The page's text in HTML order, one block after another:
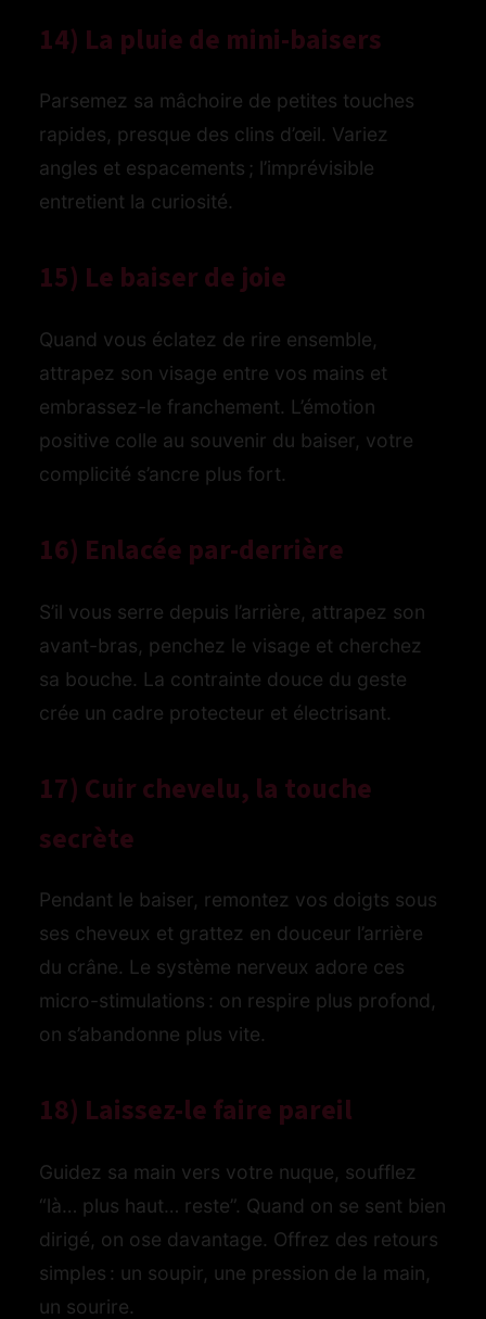
14) La pluie de mini-baisers
Parsemez sa mâchoire de petites touches
rapides, presque des clins d’œil. Variez
angles et espacements ; l’imprévisible
entretient la curiosité.
15) Le baiser de joie
Quand vous éclatez de rire ensemble,
attrapez son visage entre vos mains et
embrassez-le franchement. L’émotion
positive colle au souvenir du baiser, votre
complicité s’ancre plus fort.
16) Enlacée par-derrière
S’il vous serre depuis l’arrière, attrapez son
avant-bras, penchez le visage et cherchez
sa bouche. La contrainte douce du geste
crée un cadre protecteur et électrisant.
17) Cuir chevelu, la touche
secrète
Pendant le baiser, remontez vos doigts sous
ses cheveux et grattez en douceur l’arrière
du crâne. Le système nerveux adore ces
micro-stimulations : on respire plus profond,
on s’abandonne plus vite.
18) Laissez-le faire pareil
Guidez sa main vers votre nuque, soufflez
“là… plus haut… reste”. Quand on se sent bien
dirigé, on ose davantage. Offrez des retours
simples : un soupir, une pression de la main,
un sourire.